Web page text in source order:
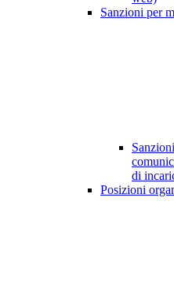
Sanzioni per
di
Posizioni